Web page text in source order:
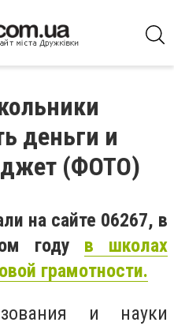
деньги и
(ФОТО)
на сайте 06267, в
году в школах
грамотности.
и науки